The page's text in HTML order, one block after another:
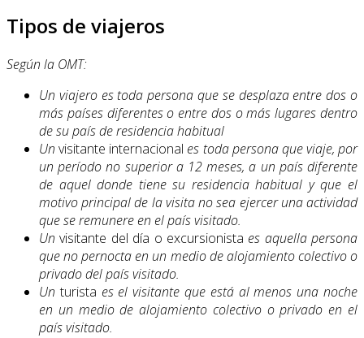
Tipos de viajeros
Según la OMT:
Un viajero es toda persona que se desplaza entre dos o
más países diferentes o entre dos o más lugares dentro
de su país de residencia habitual
Unvisitante internacional es toda persona que viaje, por
un período no supe­rior a 12 meses, a un país diferente
de aquel donde tiene su residencia habitual y que el
motivo principal de la visita no sea ejercer una actividad
que se remunere en el país visitado.
Unvisitante del día o excursionista es aquella persona
que no pernocta en un medio de alojamiento colectivo o
privado del país visitado.
Unturista es el visitante que está al menos una noche
en un medio de aloja­miento colectivo o privado en el
país visitado.